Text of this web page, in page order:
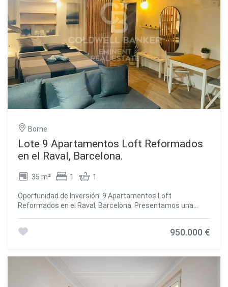
sensación de libertad. Además, la ubicación de este
inmueble es simplemente excepcional. Al elegir este barrio
como tu nuevo hogar, tendrás acceso inmediato a todos
los servicios esenciales que necesitas para una vida plena.
A solo unos pasos, encontrarás centros educativos,
centros de salud, parques, instalaciones deportivas,
supermercados, farmacias y mucho más. ¡No dejes pasar
esta oportunidad única y contáctanos ahora mismo para
programar una visita! Estamos aquí para hacer realidad
tus sueños de tener la vivienda perfecta. #ref:CBES1966
Borne
Lote 9 Apartamentos Loft Reformados
en el Raval, Barcelona.
35 m² 1 1
Oportunidad de Inversión: 9 Apartamentos Loft
Reformados en el Raval, Barcelona. Presentamos una
reformados y listos para generar alta rentabilidad en el
950.000 €